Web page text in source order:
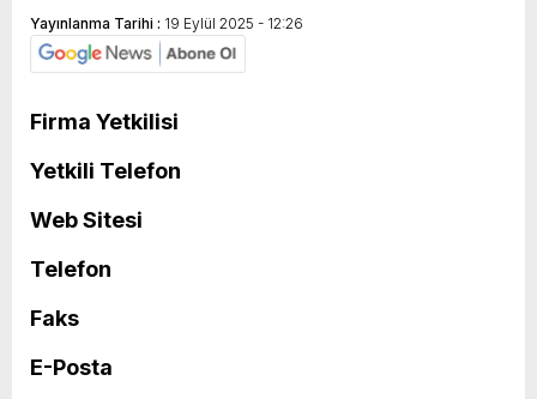
Yayınlanma Tarihi : 19 Eylül 2025 - 12:26
Firma Yetkilisi
Yetkili Telefon
Web Sitesi
Telefon
Faks
E-Posta